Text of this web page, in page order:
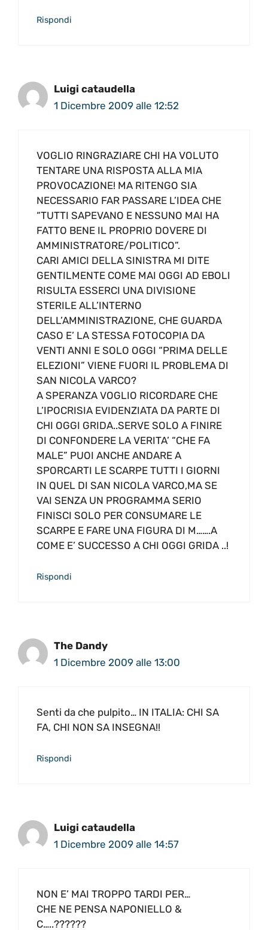
Rispondi
Luigi cataudella
1 Dicembre 2009 alle 12:52
VOGLIO RINGRAZIARE CHI HA VOLUTO
TENTARE UNA RISPOSTA ALLA MIA
PROVOCAZIONE! MA RITENGO SIA
NECESSARIO FAR PASSARE L’IDEA CHE
“TUTTI SAPEVANO E NESSUNO MAI HA
FATTO BENE IL PROPRIO DOVERE DI
AMMINISTRATORE/POLITICO”.
CARI AMICI DELLA SINISTRA MI DITE
GENTILMENTE COME MAI OGGI AD EBOLI
RISULTA ESSERCI UNA DIVISIONE
STERILE ALL’INTERNO
DELL’AMMINISTRAZIONE, CHE GUARDA
CASO E’ LA STESSA FOTOCOPIA DA
VENTI ANNI E SOLO OGGI “PRIMA DELLE
ELEZIONI” VIENE FUORI IL PROBLEMA DI
SAN NICOLA VARCO?
A SPERANZA VOGLIO RICORDARE CHE
L’IPOCRISIA EVIDENZIATA DA PARTE DI
CHI OGGI GRIDA..SERVE SOLO A FINIRE
DI CONFONDERE LA VERITA’ “CHE FA
MALE” PUOI ANCHE ANDARE A
SPORCARTI LE SCARPE TUTTI I GIORNI
IN QUEL DI SAN NICOLA VARCO,MA SE
VAI SENZA UN PROGRAMMA SERIO
FINISCI SOLO PER CONSUMARE LE
SCARPE E FARE UNA FIGURA DI M…….A
COME E’ SUCCESSO A CHI OGGI GRIDA ..!
Rispondi
The Dandy
1 Dicembre 2009 alle 13:00
Senti da che pulpito… IN ITALIA: CHI SA
FA, CHI NON SA INSEGNA!!
Rispondi
Luigi cataudella
1 Dicembre 2009 alle 14:57
NON E’ MAI TROPPO TARDI PER…
CHE NE PENSA NAPONIELLO &
C…..??????